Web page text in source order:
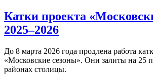
Катки проекта
2025–2026
До 8 марта 2026 года продлена работа
«Московские сезоны». Они залиты на 25
районах столицы.